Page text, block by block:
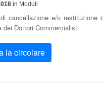
in Moduli
cancellazione e/o
dei Dottori Commercialisti
la circolare